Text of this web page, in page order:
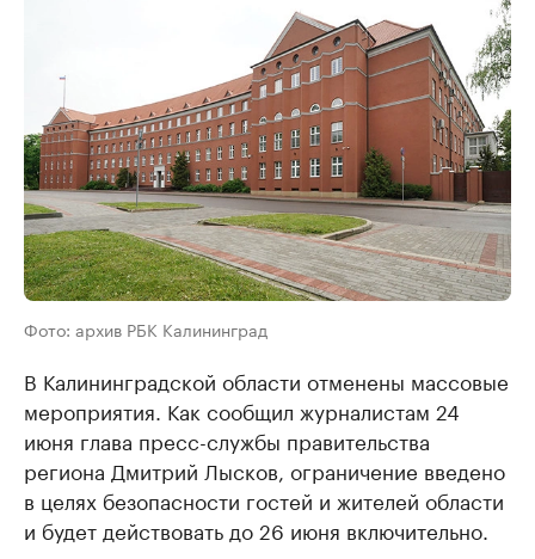
Фото: архив РБК Калининград
В Калининградской области отменены массовые
мероприятия. Как сообщил журналистам 24
июня глава пресс-службы правительства
региона Дмитрий Лысков, ограничение введено
в целях безопасности гостей и жителей области
и будет действовать до 26 июня включительно.